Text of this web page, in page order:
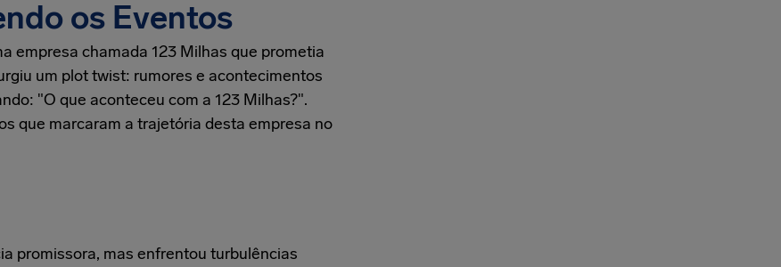
os Eventos
empresa chamada 123 Milhas que prometia
um plot twist: rumores e acontecimentos
"O que aconteceu com a 123 Milhas?".
que marcaram a trajetória desta empresa no
promissora, mas enfrentou turbulências